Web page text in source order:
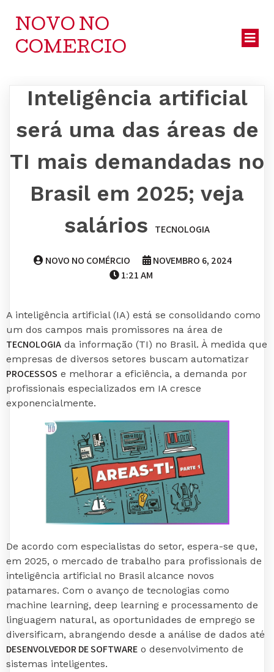
NOVO NO
COMERCIO
Inteligência artificial
será uma das áreas de
TI mais demandadas no
Brasil em 2025; veja
salários
TECNOLOGIA
NOVO NO COMÉRCIO
NOVEMBRO 6, 2024
1:21 AM
A inteligência artificial (IA) está se consolidando como
um dos campos mais promissores na área de
TECNOLOGIA da informação (TI) no Brasil. À medida que
empresas de diversos setores buscam automatizar
PROCESSOS e melhorar a eficiência, a demanda por
profissionais especializados em IA cresce
exponencialmente.
De acordo com especialistas do setor, espera-se que,
em 2025, o mercado de trabalho para profissionais de
inteligência artificial no Brasil alcance novos
patamares. Com o avanço de tecnologias como
machine learning, deep learning e processamento de
linguagem natural, as oportunidades de emprego se
diversificam, abrangendo desde a análise de dados até
DESENVOLVEDOR DE SOFTWARE o desenvolvimento de
sistemas inteligentes.